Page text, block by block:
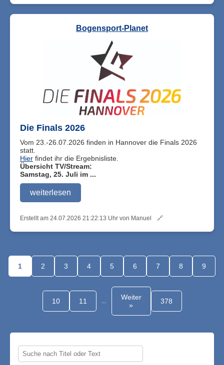
Bogensport-Planet
Die Finals 2026
Vom 23.-26.07.2026 finden in Hannover die Finals 2026
statt.
Hier findet ihr die Ergebnisliste.
Übersicht TV/Stream:
Samstag, 25. Juli im ...
weiterlesen
Erstellt am 24.07.2026 21:22:13 Uhr von Manuel 🔗
1 2 3 4 5 6 7 8 9
10 11 ...
Weiter
»
378